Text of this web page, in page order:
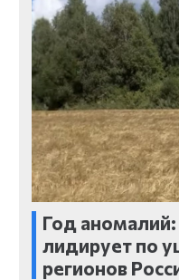
Год аномалий:
лидирует по
регионов